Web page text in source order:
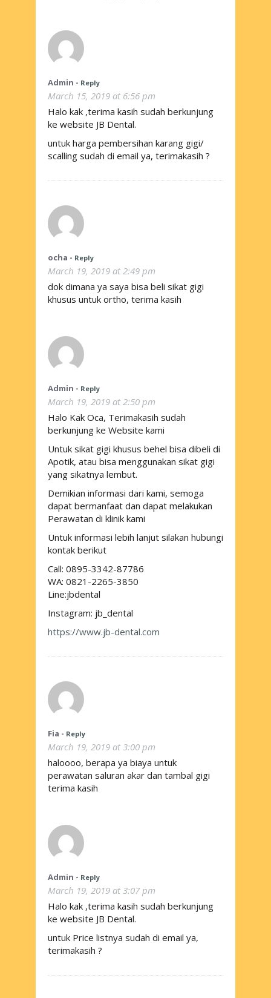
Admin - Reply
March 15, 2019 at 6:56 pm
Halo kak ,terima kasih sudah berkunjung
ke website JB Dental.
untuk harga pembersihan karang gigi/
scalling sudah di email ya, terimakasih ?
ocha - Reply
March 19, 2019 at 2:49 pm
dok dimana ya saya bisa beli sikat gigi
khusus untuk ortho, terima kasih
Admin - Reply
March 19, 2019 at 2:50 pm
Halo Kak Oca, Terimakasih sudah
berkunjung ke Website kami
Untuk sikat gigi khusus behel bisa dibeli di
Apotik, atau bisa menggunakan sikat gigi
yang sikatnya lembut.
Demikian informasi dari kami, semoga
dapat bermanfaat dan dapat melakukan
Perawatan di klinik kami
Untuk informasi lebih lanjut silakan hubungi
kontak berikut
Call: 0895-3342-87786
WA: 0821-2265-3850
Line:jbdental
Instagram: jb_dental
https://www.jb-dental.com
Fia - Reply
March 19, 2019 at 3:00 pm
haloooo, berapa ya biaya untuk
perawatan saluran akar dan tambal gigi
terima kasih
Admin - Reply
March 19, 2019 at 3:07 pm
Halo kak ,terima kasih sudah berkunjung
ke website JB Dental.
untuk Price listnya sudah di email ya,
terimakasih ?